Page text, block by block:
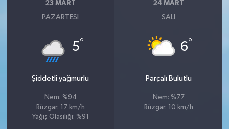
23 MART
PAZARTESI
5°
Şiddetli yağmurlu
Nem: %94
Rüzgar: 17 km/h
Yağış Olasılığı: %91
24 MART
SALI
6°
Parçalı Bulutlu
Nem: %77
Rüzgar: 10 km/h